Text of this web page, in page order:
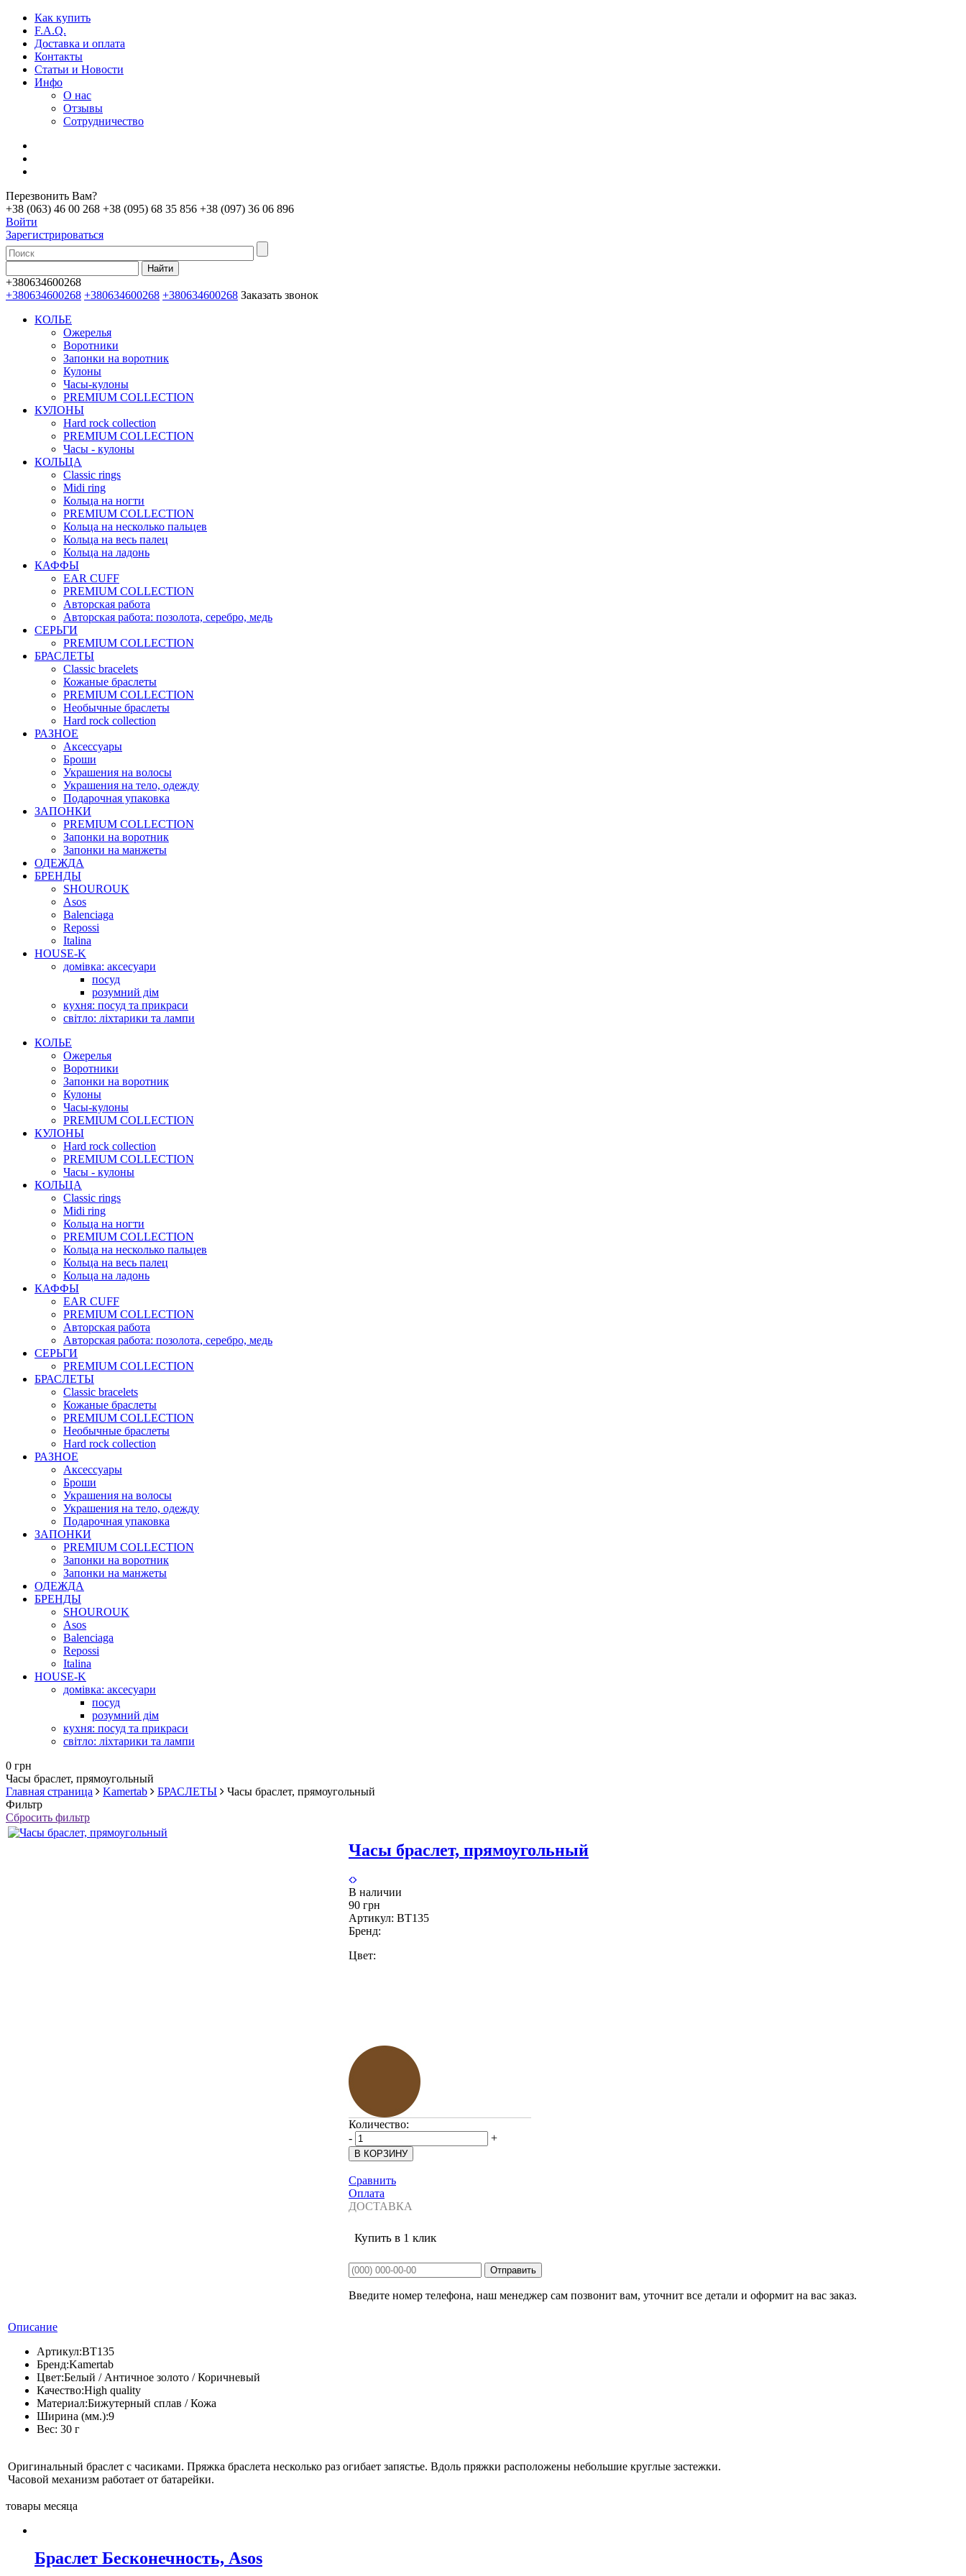
Как купить
F.A.Q.
Доставка и оплата
Контакты
Статьи и Новости
Инфо
О нас
Отзывы
Сотрудничество
Перезвонить Вам?
+38 (063) 46 00 268 +38 (095) 68 35 856 +38 (097) 36 06 896
Войти
Зарегистрироваться
+380634600268
+380634600268 +380634600268 +380634600268 Заказать звонок
КОЛЬЕ
Ожерелья
Воротники
Запонки на воротник
Кулоны
Часы-кулоны
PREMIUM COLLECTION
КУЛОНЫ
Hard rock collection
PREMIUM COLLECTION
Часы - кулоны
КОЛЬЦА
Classic rings
Midi ring
Кольца на ногти
PREMIUM COLLECTION
Кольца на несколько пальцев
Кольца на весь палец
Кольца на ладонь
КАФФЫ
EAR CUFF
PREMIUM COLLECTION
Авторская работа
Авторская работа: позолота, серебро, медь
СЕРЬГИ
PREMIUM COLLECTION
БРАСЛЕТЫ
Classic bracelets
Кожаные браслеты
PREMIUM COLLECTION
Необычные браслеты
Hard rock collection
РАЗНОЕ
Аксессуары
Броши
Украшения на волосы
Украшения на тело, одежду
Подарочная упаковка
ЗАПОНКИ
PREMIUM COLLECTION
Запонки на воротник
Запонки на манжеты
ОДЕЖДА
БРЕНДЫ
SHOUROUK
Asos
Balenciaga
Repossi
Italina
HOUSE-K
домівка: аксесуари
посуд
розумний дім
кухня: посуд та прикраси
світло: ліхтарики та лампи
КОЛЬЕ
Ожерелья
Воротники
Запонки на воротник
Кулоны
Часы-кулоны
PREMIUM COLLECTION
КУЛОНЫ
Hard rock collection
PREMIUM COLLECTION
Часы - кулоны
КОЛЬЦА
Classic rings
Midi ring
Кольца на ногти
PREMIUM COLLECTION
Кольца на несколько пальцев
Кольца на весь палец
Кольца на ладонь
КАФФЫ
EAR CUFF
PREMIUM COLLECTION
Авторская работа
Авторская работа: позолота, серебро, медь
СЕРЬГИ
PREMIUM COLLECTION
БРАСЛЕТЫ
Classic bracelets
Кожаные браслеты
PREMIUM COLLECTION
Необычные браслеты
Hard rock collection
РАЗНОЕ
Аксессуары
Броши
Украшения на волосы
Украшения на тело, одежду
Подарочная упаковка
ЗАПОНКИ
PREMIUM COLLECTION
Запонки на воротник
Запонки на манжеты
ОДЕЖДА
БРЕНДЫ
SHOUROUK
Asos
Balenciaga
Repossi
Italina
HOUSE-K
домівка: аксесуари
посуд
розумний дім
кухня: посуд та прикраси
світло: ліхтарики та лампи
0 грн
Часы браслет, прямоугольный
Главная страница
Kamertab БРАСЛЕТЫ
Часы браслет, прямоугольный
Фильтр
Сбросить фильтр
Часы браслет, прямоугольный
В наличии
90 грн
Артикул: BT135
Бренд:
Цвет:
Количество:
-
+
Сравнить
Оплата
ДОСТАВКА
Купить в 1 клик
Введите номер телефона, наш менеджер сам позвонит вам, уточнит все детали и оформит на вас заказ.
Описание
Артикул:BT135
Бренд:Kamertab
Цвет:Белый / Античное золото / Коричневый
Качество:High quality
Материал:Бижутерный сплав / Кожа
Ширина (мм.):9
Вес: 30 г
Оригинальный браслет с часиками. Пряжка браслета несколько раз огибает запястье. Вдоль пряжки расположены небольшие круглые застежки.
Часовой механизм работает от батарейки.
товары месяца
Браслет Бесконечность, Asos